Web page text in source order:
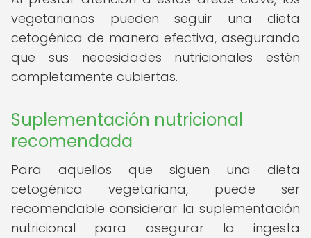
vegetarianos pueden seguir una dieta
cetogénica de manera efectiva, asegurando
que sus necesidades nutricionales estén
completamente cubiertas.
Suplementación nutricional
recomendada
Para aquellos que siguen una dieta
cetogénica vegetariana, puede ser
recomendable considerar la suplementación
nutricional para asegurar la ingesta